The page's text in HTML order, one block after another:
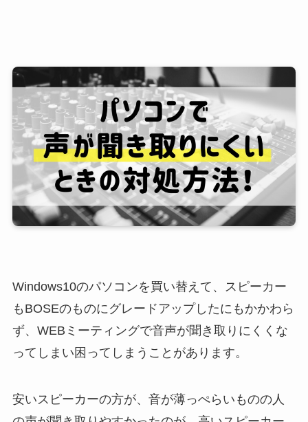
Windows10のパソコンを買い替えて、スピーカー
もBOSEのものにグレードアップしたにもかかわら
ず、WEBミーティングで音声が聞き取りにくくな
ってしまい困ってしまうことがあります。
安いスピーカーの方が、音が薄っぺらいものの人